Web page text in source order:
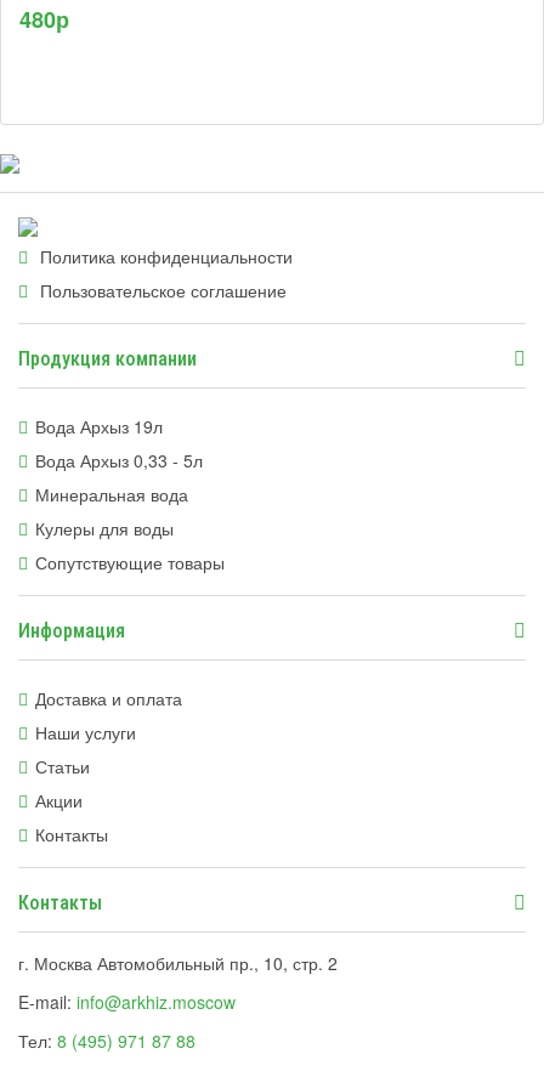
480р
Политика конфиденциальности
Пользовательское соглашение
Продукция компании
Вода Архыз 19л
Вода Архыз 0,33 - 5л
Минеральная вода
Кулеры для воды
Сопутствующие товары
Информация
Доставка и оплата
Наши услуги
Статьи
Акции
Контакты
Контакты
г. Москва Автомобильный пр., 10, стр. 2
E-mail: info@arkhiz.moscow
Тел: 8 (495) 971 87 88